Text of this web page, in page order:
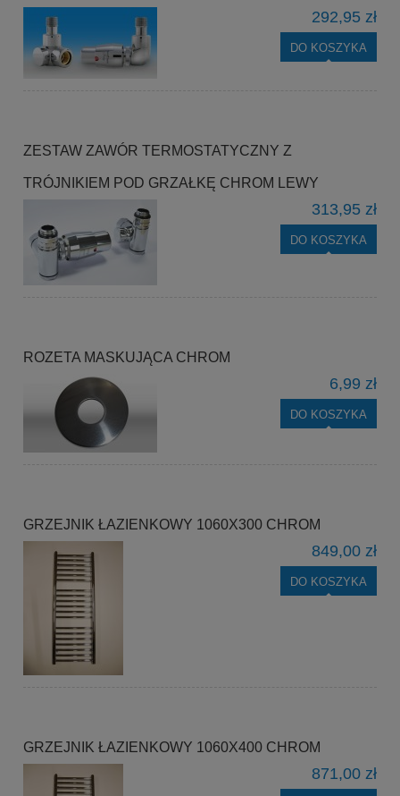
292,95 zł
DO KOSZYKA
ZESTAW ZAWÓR TERMOSTATYCZNY Z
TRÓJNIKIEM POD GRZAŁKĘ CHROM LEWY
313,95 zł
DO KOSZYKA
ROZETA MASKUJĄCA CHROM
6,99 zł
DO KOSZYKA
GRZEJNIK ŁAZIENKOWY 1060X300 CHROM
849,00 zł
DO KOSZYKA
GRZEJNIK ŁAZIENKOWY 1060X400 CHROM
871,00 zł